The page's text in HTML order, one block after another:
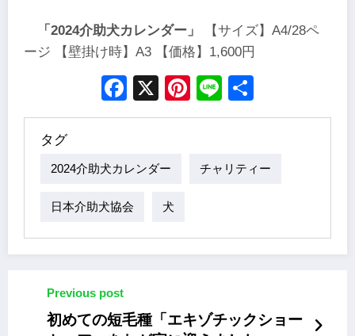
「2024介助犬カレンダー」
【サイズ】A4/28ペ
ージ 【壁掛け時】A3 【価格】1,600円
Facebook
X Pinterest
Line
タグ
2024介助犬カレンダー チャリティー
日本介助犬協会 犬
Previous post
初めての短毛種「エキゾチックショー